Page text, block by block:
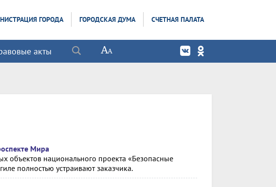
ГОРОДА ГОРОДСКАЯ ДУМА СЧЕТНАЯ ПАЛАТА
акты
Мира
объектов национального проекта «Безопасные
полностью устраивают заказчика.